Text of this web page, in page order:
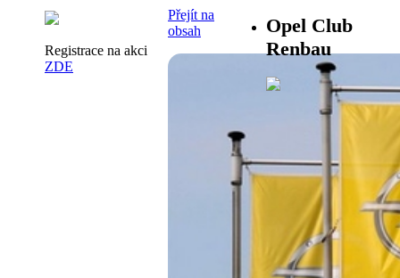
Registrace na akci
ZDE
Přejít na
obsah
Club - Opel
Skupina majitelů aut značky Opel ( a jiné
Přejít na obsah
Opel Club
Renbau